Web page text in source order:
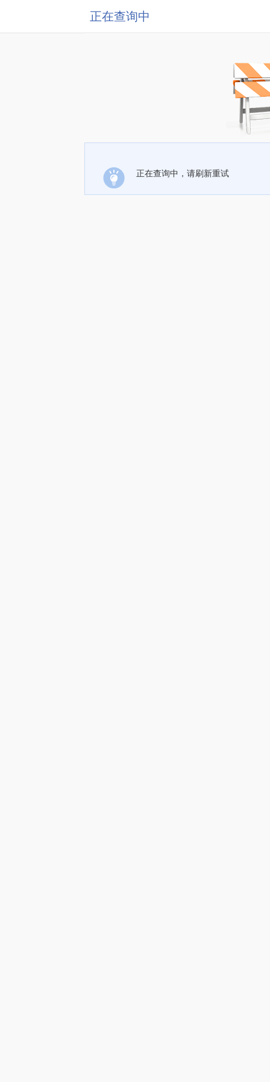
正在查询中
正在查询中，请刷新重试